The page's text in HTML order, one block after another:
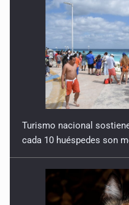
13 de Abril de 2026
La violencia que estamos
30 de Marzo de 2026
Discriminación desde el
23 de Marzo de 2026
Los otros 364 días
Del streaming a las calles
Turismo nacional
cada 10 huéspedes son